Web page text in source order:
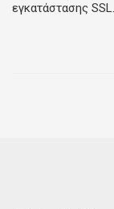
εγκατάστασης